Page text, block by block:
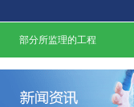
部分所监理的工程